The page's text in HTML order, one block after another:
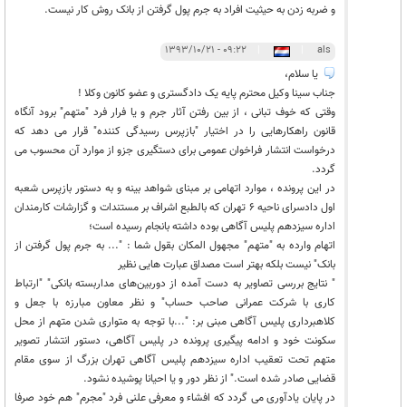
و ضربه زدن به حیثیت افراد به جرم پول گرفتن از بانک روش کار نیست.
als ۰۹:۲۲ - ۱۳۹۳/۱۰/۲۱
یا سلام،
جناب سینا وکیل محترم پایه یک دادگستری و عضو کانون وکلا !
وقتی که خوف تبانی ، از بین رفتن آثار جرم و یا فرار فرد "متهم" برود آنگاه
قانون راهکارهایی را در اختیار "بازپرس رسیدگی کننده" قرار می دهد که
درخواست انتشار فراخوان عمومی برای دستگیری جزو از موارد آن محسوب می
گردد.
در این پرونده ، موارد اتهامی بر مبنای شواهد بینه و به دستور بازپرس شعبه
اول دادسرای ناحیه 6 تهران که بالطبع اشراف بر مستندات و گزارشات کارمندان
اداره سیزدهم پلیس آگاهی بوده داشته بانجام رسیده است؛
اتهام وارده به "متهم" مجهول المکان بقول شما : "... به جرم پول گرفتن از
بانک" نیست بلکه بهتر است مصداق عبارت هایی نظیر
" نتایج بررسی تصاویر به‌ دست آمده از دوربین‌های مداربسته بانکی" "ارتباط
کاری با شرکت عمرانی صاحب حساب" و نظر معاون مبارزه با جعل و
کلاهبرداری پلیس آگاهی مبنی بر: "...با توجه به متواری شدن متهم از محل
سکونت خود و ادامه پیگیری پرونده در پلیس آگاهی، دستور انتشار تصویر
متهم تحت تعقیب اداره سیزدهم پلیس آگاهی تهران بزرگ از سوی مقام
قضایی صادر شده است." از نظر دور و یا احیانا پوشیده نشود.
در پایان یادآوری می گردد که افشاء و معرفی علنی فرد "مجرم" هم خود صرفا